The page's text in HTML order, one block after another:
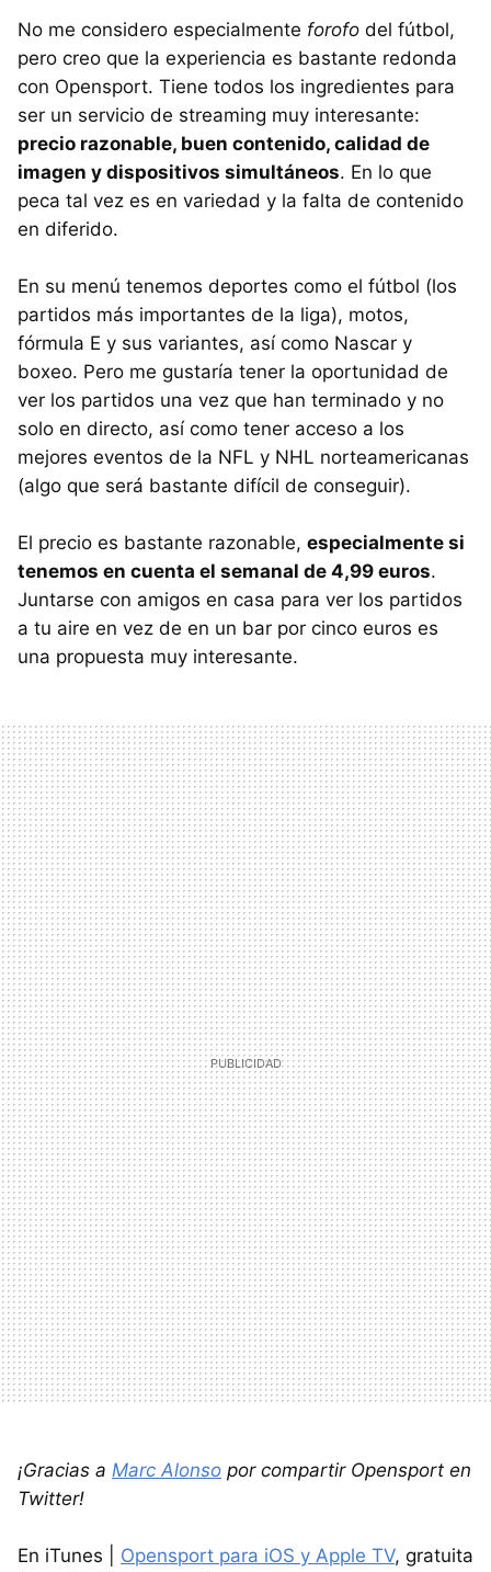
No me considero especialmente forofo del fútbol,
pero creo que la experiencia es bastante redonda
con Opensport. Tiene todos los ingredientes para
ser un servicio de streaming muy interesante:
precio razonable, buen contenido, calidad de
imagen y dispositivos simultáneos. En lo que
peca tal vez es en variedad y la falta de contenido
en diferido.
En su menú tenemos deportes como el fútbol (los
partidos más importantes de la liga), motos,
fórmula E y sus variantes, así como Nascar y
boxeo. Pero me gustaría tener la oportunidad de
ver los partidos una vez que han terminado y no
solo en directo, así como tener acceso a los
mejores eventos de la NFL y NHL norteamericanas
(algo que será bastante difícil de conseguir).
El precio es bastante razonable, especialmente si
tenemos en cuenta el semanal de 4,99 euros.
Juntarse con amigos en casa para ver los partidos
a tu aire en vez de en un bar por cinco euros es
una propuesta muy interesante.
¡Gracias a Marc Alonso por compartir Opensport en
Twitter!
En iTunes | Opensport para iOS y Apple TV, gratuita